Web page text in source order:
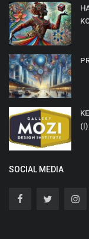
(I)
SOCIAL MEDIA